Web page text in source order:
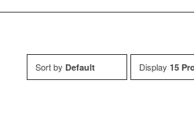
Sort by Default Display 15